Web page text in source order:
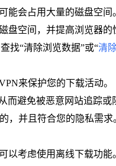
能会占用大量的磁盘空间
盘空间，并提高浏览器的
找“清除浏览数据”或“清
来保护您的下载活动。
而避免被恶意网站追踪或
，并且符合您的隐私需求
以考虑使用离线下载功能